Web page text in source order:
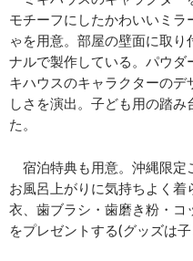
モチーフにしたかわいいミ
ゃを用意。部屋の壁面に取り
ナルで製作している。パウダ
キハウスのキャラクターの
しさを演出。子ども用の踏
た。
宿泊特典も用意。沖縄限定
お風呂上がりに気持ちよく
衣、歯ブラシ・歯磨き粉・
をプレゼントする(グッズは子